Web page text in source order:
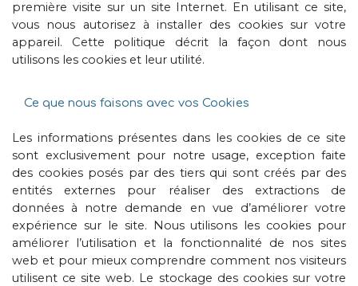
première visite sur un site Internet. En utilisant ce site,
vous nous autorisez à installer des cookies sur votre
appareil. Cette politique décrit la façon dont nous
utilisons les cookies et leur utilité.
Ce que nous faisons avec vos Cookies
Les informations présentes dans les cookies de ce site
sont exclusivement pour notre usage, exception faite
des cookies posés par des tiers qui sont créés par des
entités externes pour réaliser des extractions de
données à notre demande en vue d’améliorer votre
expérience sur le site. Nous utilisons les cookies pour
améliorer l’utilisation et la fonctionnalité de nos sites
web et pour mieux comprendre comment nos visiteurs
utilisent ce site web. Le stockage des cookies sur votre